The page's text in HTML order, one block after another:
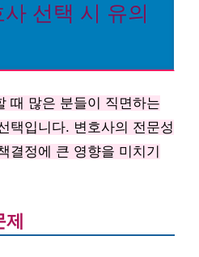
선택 시 유의
때 많은 분들이 직면하는
택입니다. 변호사의 전문성
결정에 큰 영향을 미치기